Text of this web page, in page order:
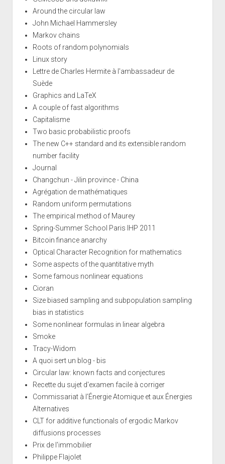
Around the circular law
John Michael Hammersley
Markov chains
Roots of random polynomials
Linux story
Lettre de Charles Hermite à l'ambassadeur de
Suède
Graphics and LaTeX
A couple of fast algorithms
Capitalisme
Two basic probabilistic proofs
The new C++ standard and its extensible random
number facility
Journal
Changchun - Jilin province - China
Agrégation de mathématiques
Random uniform permutations
The empirical method of Maurey
Spring-Summer School Paris IHP 2011
Bitcoin finance anarchy
Optical Character Recognition for mathematics
Some aspects of the quantitative myth
Some famous nonlinear equations
Cioran
Size biased sampling and subpopulation sampling
bias in statistics
Some nonlinear formulas in linear algebra
Smoke
Tracy-Widom
A quoi sert un blog - bis
Circular law: known facts and conjectures
Recette du sujet d'examen facile à corriger
Commissariat à l’Énergie Atomique et aux Énergies
Alternatives
CLT for additive functionals of ergodic Markov
diffusions processes
Prix de l'immobilier
Philippe Flajolet